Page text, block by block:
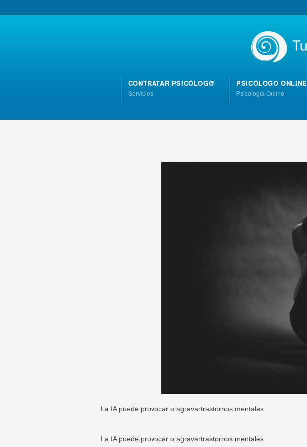
CONTRATAR PSICÓLOGO
Servicios
PSICÓLOGO ONLINE
Psicología Online
La IA puede provocar o agravartrastornos mentales
La IA puede provocar o agravartrastornos mentales